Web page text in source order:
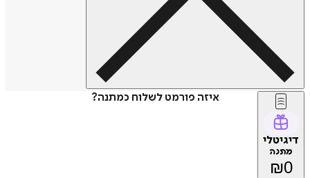
איזה פורמט לשלוח כמתנה?
דיגיטלי
מתנה
₪0